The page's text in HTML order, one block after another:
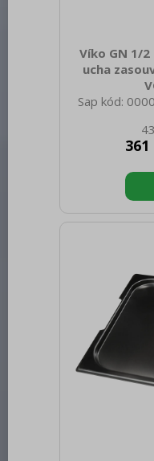
Víko GN 1/
ucha
Sap kód:
netto [mm]:
0.60 Šířka
300
Materiál:
Vnější barva